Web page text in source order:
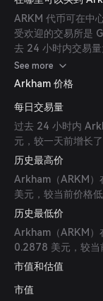
ARKM 代币可在中
受欢迎的交易所是
去 24 小时内交易
Binance 和 HTX。
See more
Arkham 价格
每日交易量
过去 24 小时内
元，较一天前增长
历史最高价
Arkham（ARKM）
美元，较当前价格
历史最低价
Arkham（ARKM）
0.2878 美元，较当
市值和估值
市值